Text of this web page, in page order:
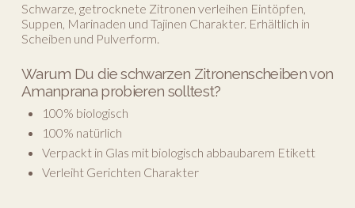
Schwarze, getrocknete Zitronen verleihen Eintöpfen,
Suppen, Marinaden und Tajinen Charakter. Erhältlich in
Scheiben und Pulverform.
Warum Du die schwarzen Zitronenscheiben von
Amanprana probieren solltest?
100% biologisch
100% natürlich
Verpackt in Glas mit biologisch abbaubarem Etikett
Verleiht Gerichten Charakter